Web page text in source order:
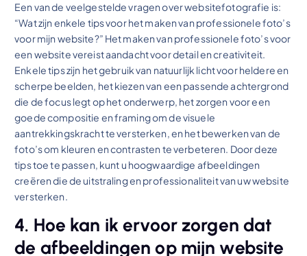
Een van de veelgestelde vragen over websitefotografie is:
“Wat zijn enkele tips voor het maken van professionele foto’s
voor mijn website?” Het maken van professionele foto’s voor
een website vereist aandacht voor detail en creativiteit.
Enkele tips zijn het gebruik van natuurlijk licht voor heldere en
scherpe beelden, het kiezen van een passende achtergrond
die de focus legt op het onderwerp, het zorgen voor een
goede compositie en framing om de visuele
aantrekkingskracht te versterken, en het bewerken van de
foto’s om kleuren en contrasten te verbeteren. Door deze
tips toe te passen, kunt u hoogwaardige afbeeldingen
creëren die de uitstraling en professionaliteit van uw website
versterken.
4. Hoe kan ik ervoor zorgen dat
de afbeeldingen op mijn website